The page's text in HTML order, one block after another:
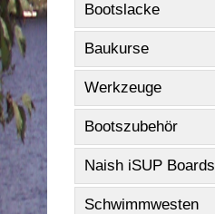
Bootslacke
Baukurse
Werkzeuge
Bootszubehör
Naish iSUP Boards
Schwimmwesten